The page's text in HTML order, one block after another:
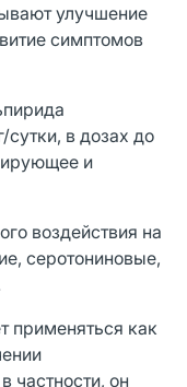
улучшение
симптомов
сутки, в дозах до
и
воздействия на
серотониновые,
применяться как
частности, он